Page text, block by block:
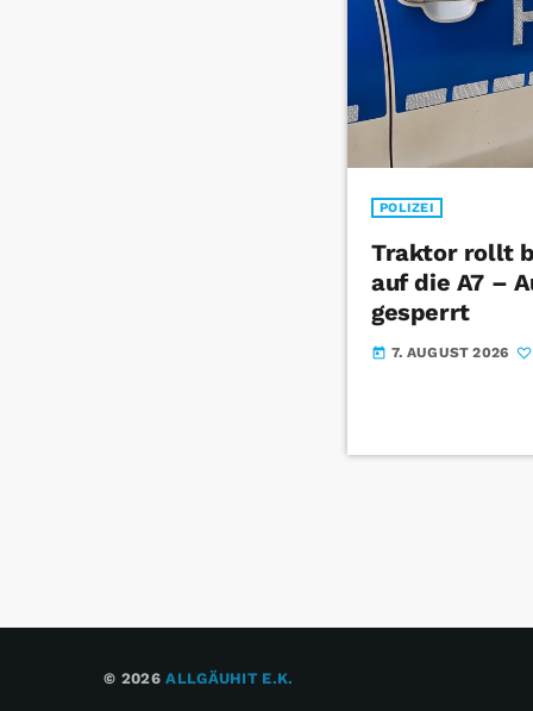
POLIZEI
Traktor rollt
auf die A7 –
gesperrt
today 7. AUGUST 2026
© 2026ALLGÄUHIT E.K.